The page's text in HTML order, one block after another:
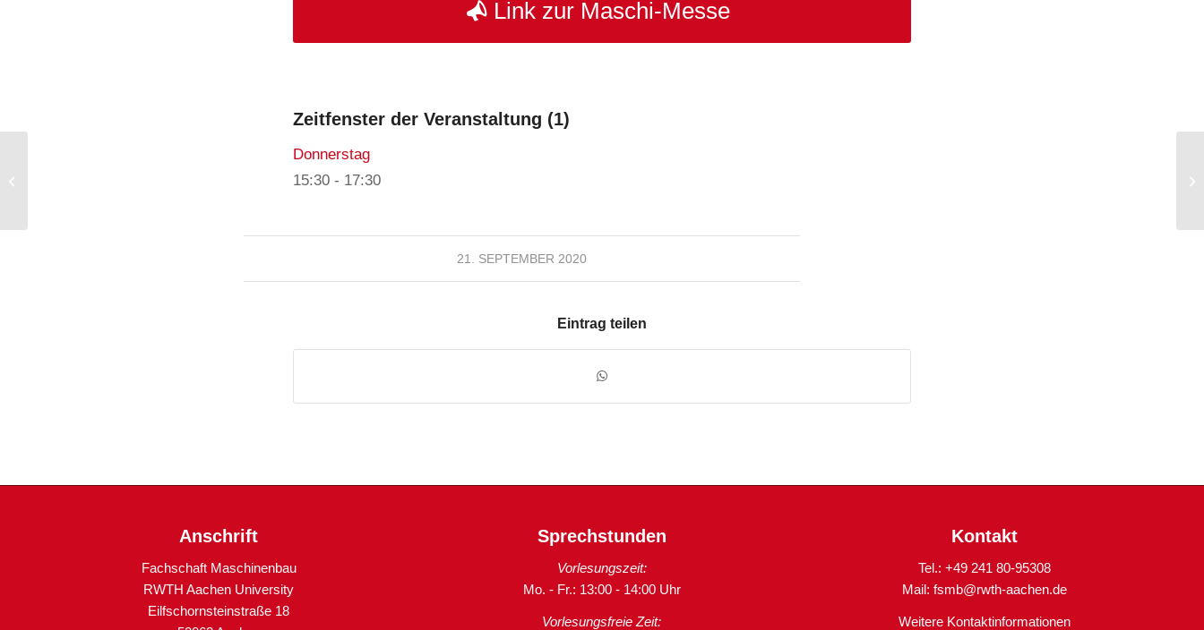
Link zur Maschi-Messe
Zeitfenster der Veranstaltung (1)
Donnerstag
15:30 - 17:30
21. SEPTEMBER 2020
Eintrag teilen
Anschrift
Fachschaft Maschinenbau
RWTH Aachen University
Eilfschornsteinstraße 18
Sprechstunden
Vorlesungszeit:
Mo. - Fr.: 13:00 - 14:00 Uhr
Vorlesungsfreie Zeit:
Kontakt
Tel.: +49 241 80-95308
Mail:fsmb@rwth-aachen.de
Weitere Kontaktinformationen